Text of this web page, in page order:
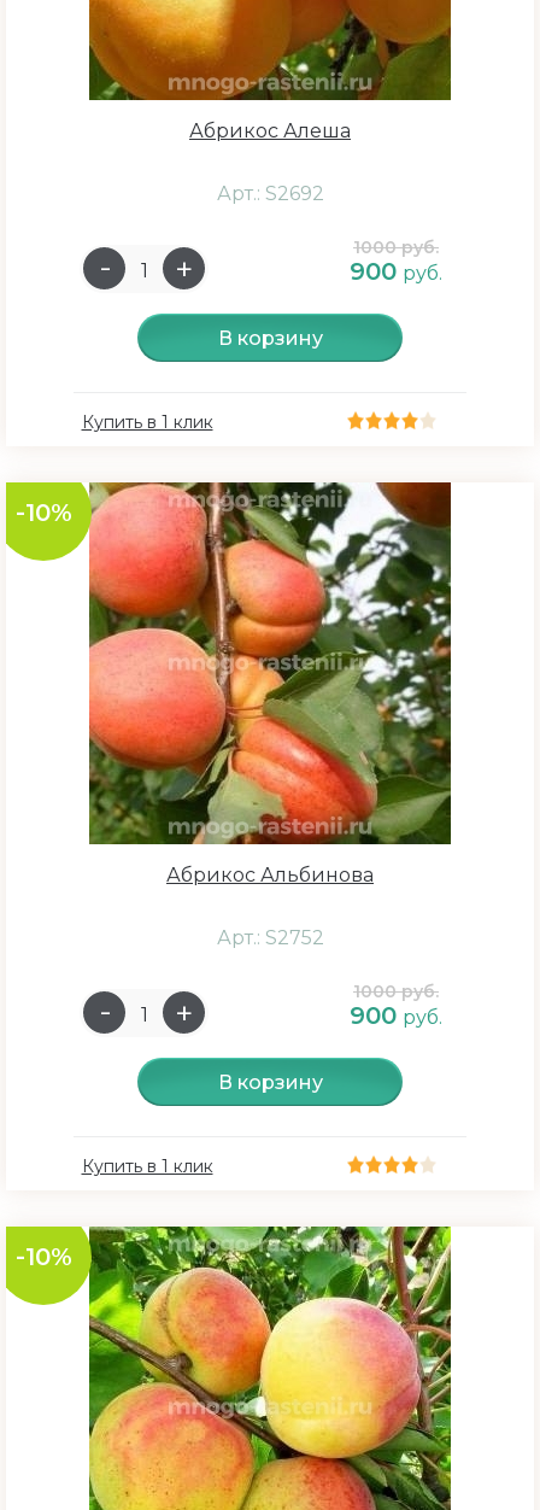
Абрикос Алеша
Арт.: S2692
1000 руб.
900 руб.
В корзину
Купить в 1 клик
-10%
Абрикос Альбинова
Арт.: S2752
1000 руб.
900 руб.
В корзину
Купить в 1 клик
-10%